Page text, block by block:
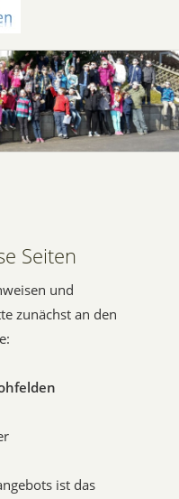
Seiten
und
zunächst an den
ist das